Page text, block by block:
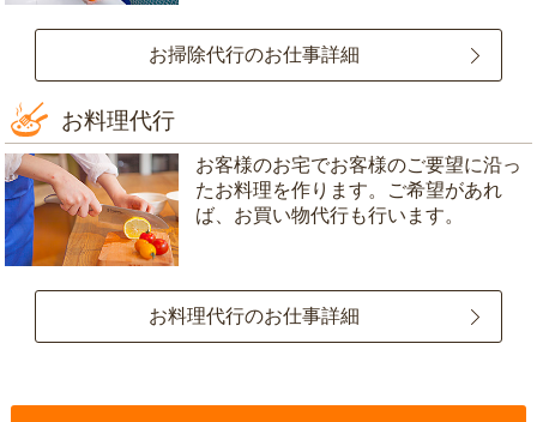
お掃除代行のお仕事詳細
お料理代行
お客様のお宅でお客様のご要望に沿っ
たお料理を作ります。ご希望があれ
ば、お買い物代行も行います。
お料理代行のお仕事詳細